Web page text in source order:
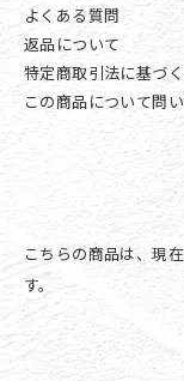
よくある質問
返品について
特定商取引法に基づ
この商品について問
こちらの商品は、現
す。